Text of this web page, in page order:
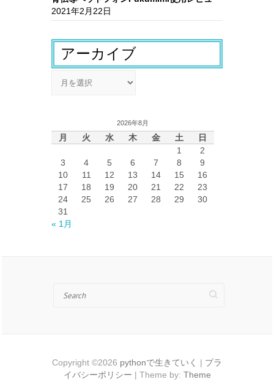
2021年2月22日
アーカイブ
2026年8月
月 火 水 木 金 土
日
1
2
3
4 5 6 7 8
9
10
11 12 13 14 15
16
17
18 19 20 21 22
23
24
25 26 27 28 29
30
31
« 1月
Copyright ©2026 pythonで生きていく | プラ
イバシーポリシー | Theme by: Theme